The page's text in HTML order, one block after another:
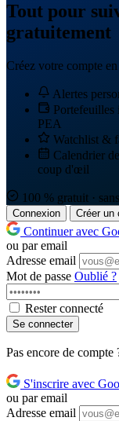
Tout pour
gratuitement
Créez votre compte
Alertes
Portefeuilles
PEA
Watchlist &
Calendrier
coup d'œil
100 % gratuit ·
Connexion Créer un
Continuer avec
ou par email
Adresse email
Mot de passe Oublié ?
Rester connecté
Se connecter
Pas encore de compte
S'inscrire avec
ou par email
Adresse email